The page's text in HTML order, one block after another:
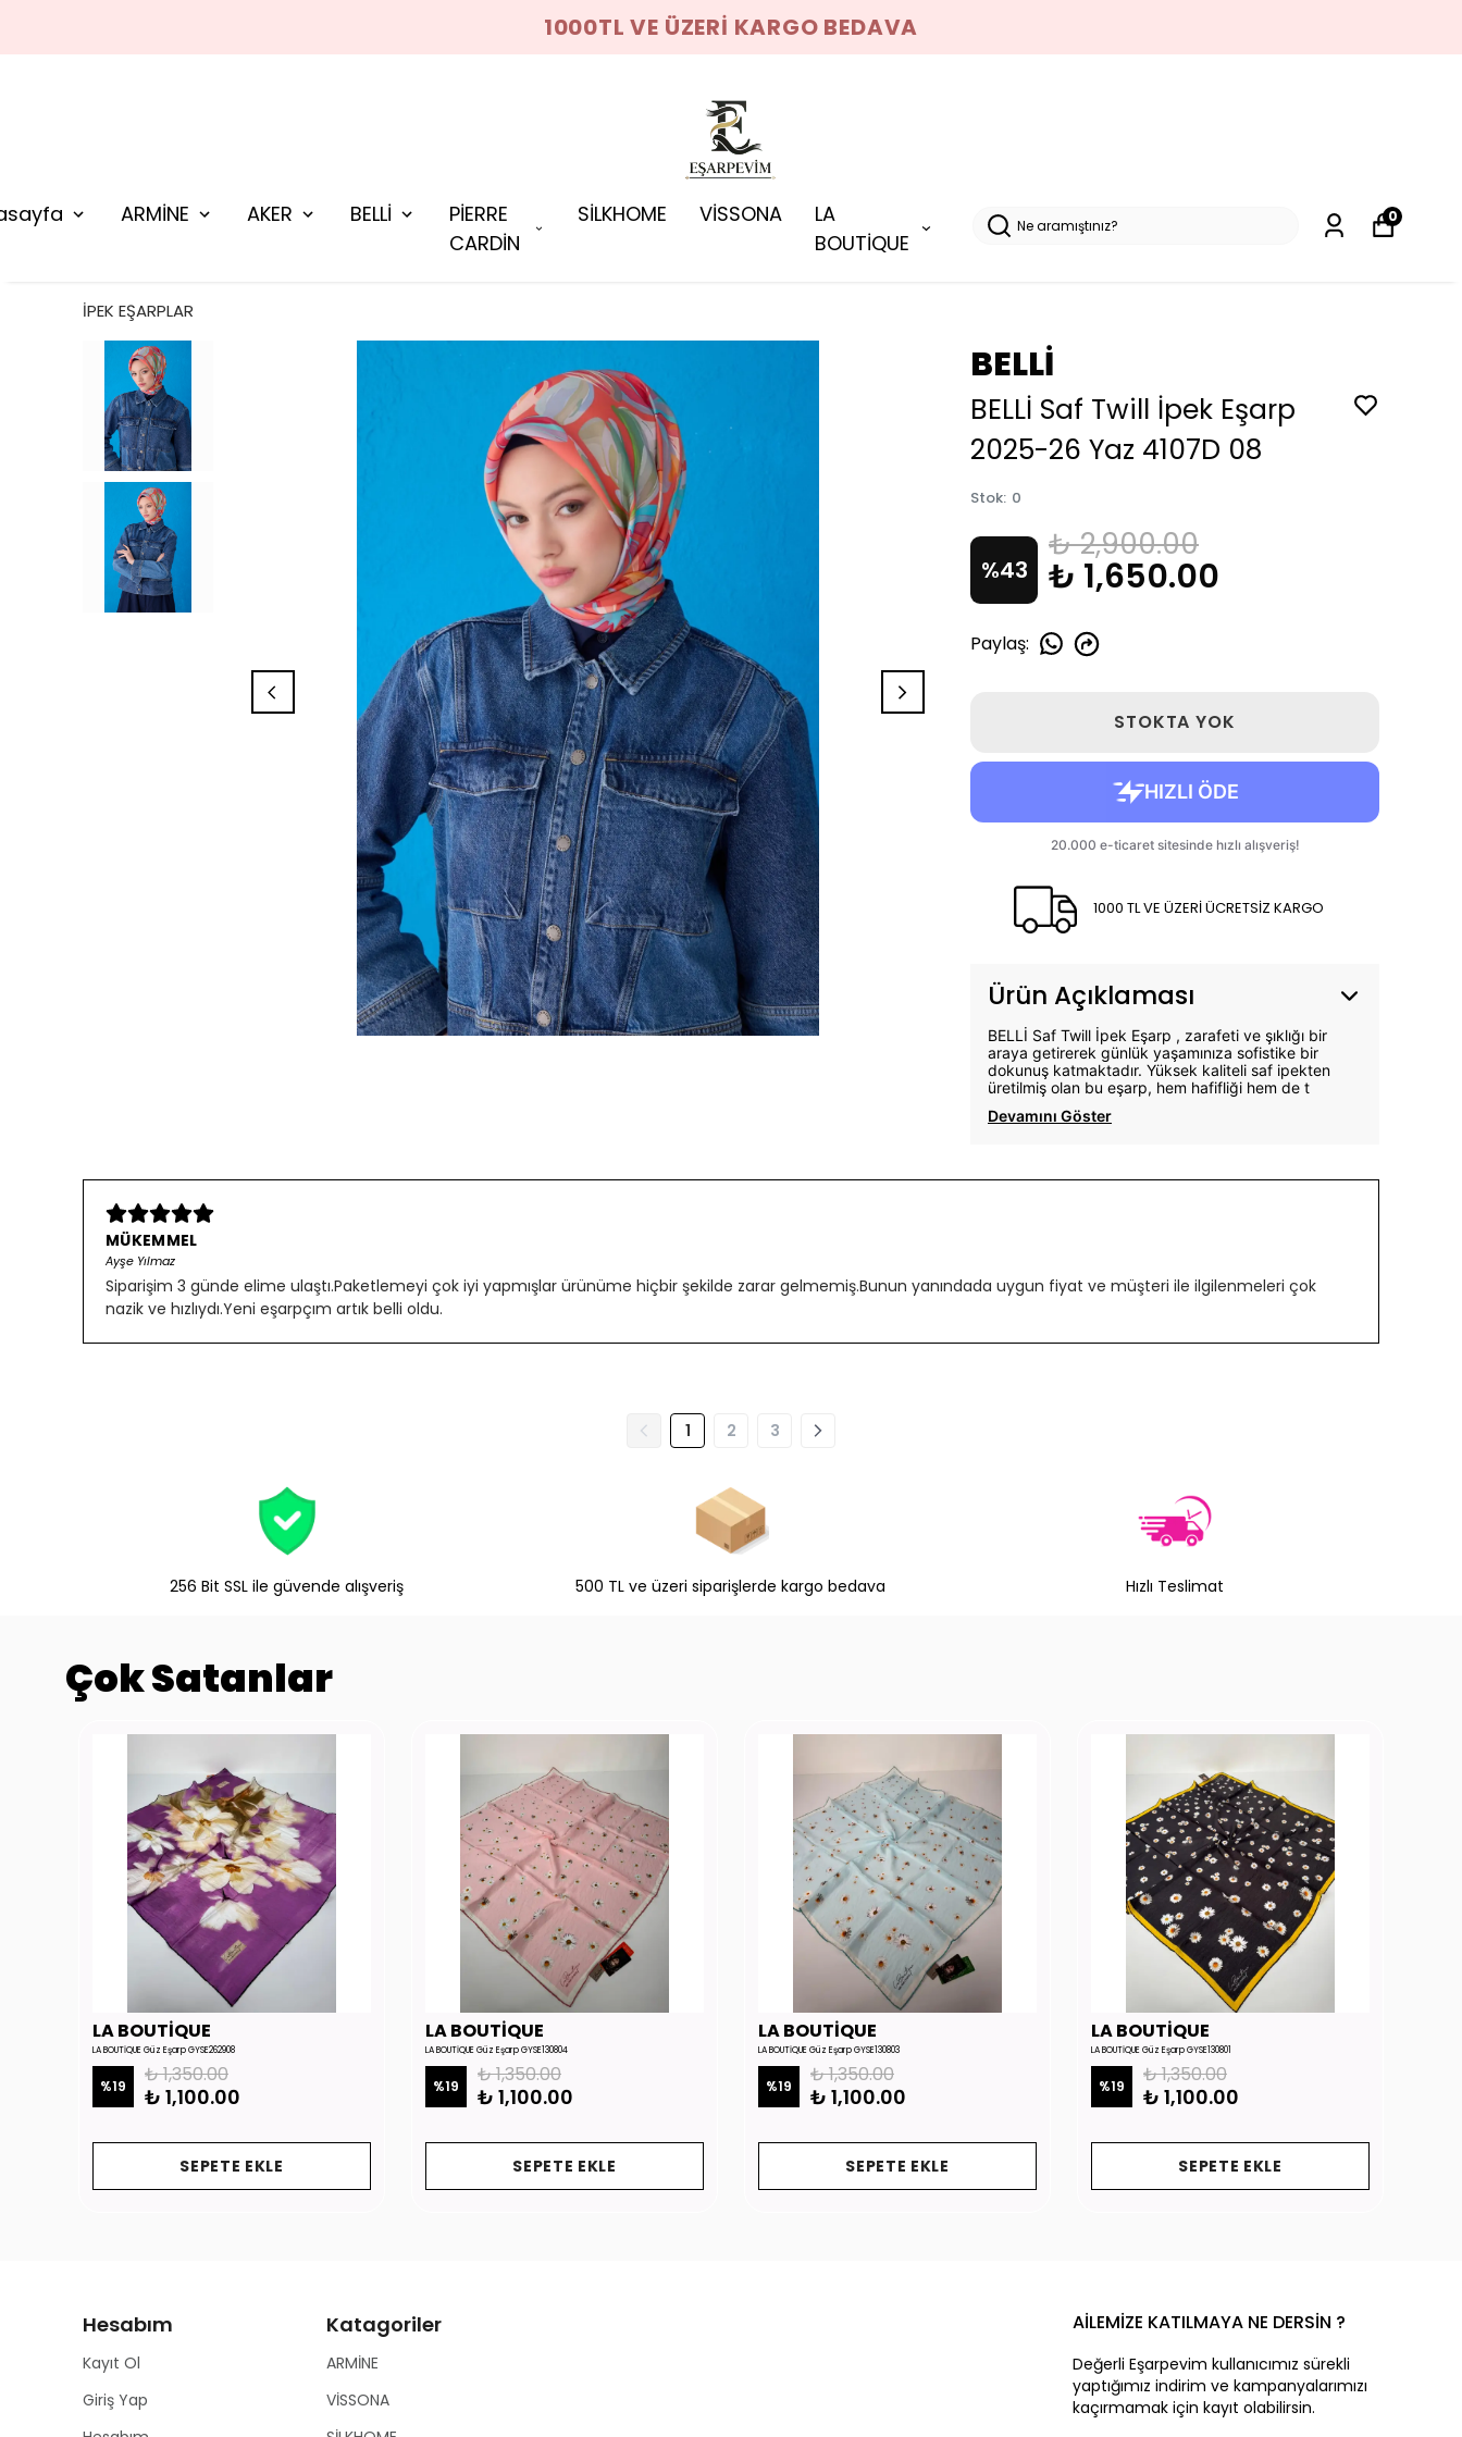
1000TL VE ÜZERİ KARGO BEDAVA
ARMİNE AKER BELLİ
PİERRE
CARDİN
SİLKHOME VİSSONA
LA
BOUTİQUE
0
İPEK EŞARPLAR
BELLİ
BELLİ Saf Twill İpek Eşarp
2025-26 Yaz 4107D 08
Stok: 0
%43
₺ 2,900.00
₺ 1,650.00
Paylaş:
STOKTA YOK
1000 TL VE ÜZERİ ÜCRETSİZ KARGO
Ürün Açıklaması
BELLİ Saf Twill İpek Eşarp , zarafeti ve şıklığı bir
araya getirerek günlük yaşamınıza sofistike bir
dokunuş katmaktadır. Yüksek kaliteli saf ipekten
üretilmiş olan bu eşarp, hem hafifliği hem de t
Devamını Göster
MÜKEMMEL
Ayşe Yılmaz
Siparişim 3 günde elime ulaştı.Paketlemeyi çok iyi yapmışlar ürünüme hiçbir şekilde zarar gelmemiş.Bunun yanındada uygun fiyat ve müşteri ile ilgilenmeleri çok
nazik ve hızlıydı.Yeni eşarpçım artık belli oldu.
1 2 3
256 Bit SSL ile güvende alışveriş 500 TL ve üzeri siparişlerde kargo bedava Hızlı Teslimat
Çok Satanlar
LA BOUTİQUE
LA BOUTİQUE Güz Eşarp GYSE262908
%19 ₺ 1,350.00
₺ 1,100.00
SEPETE EKLE
LA BOUTİQUE
LA BOUTİQUE Güz Eşarp GYSE130804
%19 ₺ 1,350.00
₺ 1,100.00
SEPETE EKLE
LA BOUTİQUE
LA BOUTİQUE Güz Eşarp GYSE130803
%19 ₺ 1,350.00
₺ 1,100.00
SEPETE EKLE
LA BOUTİQUE
LA BOUTİQUE Güz Eşarp GYSE130801
%19 ₺ 1,350.00
₺ 1,100.00
SEPETE EKLE
Hesabım
Kayıt Ol
Giriş Yap
Katagoriler
ARMİNE
VİSSONA
AİLEMİZE KATILMAYA NE DERSİN ?
Değerli Eşarpevim kullanıcımız sürekli
yaptığımız indirim ve kampanyalarımızı
kaçırmamak için kayıt olabilirsin.